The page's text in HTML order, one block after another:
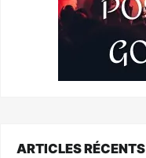
ARTICLES RÉCENTS